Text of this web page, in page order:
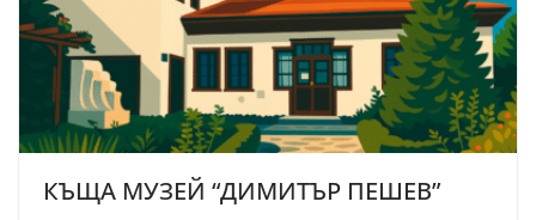
КЪЩА МУЗЕЙ “ДИМИТЪР ПЕШЕВ”